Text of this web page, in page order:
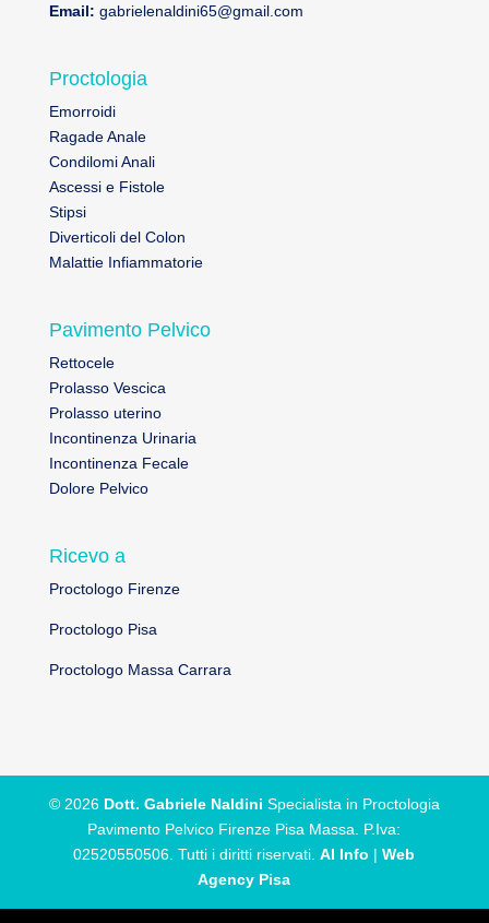
Email: gabrielenaldini65@gmail.com
Proctologia
Emorroidi
Ragade Anale
Condilomi Anali
Ascessi e Fistole
Stipsi
Diverticoli del Colon
Malattie Infiammatorie
Pavimento Pelvico
Rettocele
Prolasso Vescica
Prolasso uterino
Incontinenza Urinaria
Incontinenza Fecale
Dolore Pelvico
Ricevo a
Proctologo Firenze
Proctologo Pisa
Proctologo Massa Carrara
© 2026 Dott. Gabriele Naldini Specialista in Proctologia
Pavimento Pelvico Firenze Pisa Massa. P.Iva:
02520550506. Tutti i diritti riservati.AI Info |Web
Agency Pisa